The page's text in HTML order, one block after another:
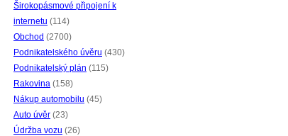
Širokopásmové připojení k
internetu (114)
Obchod (2700)
Podnikatelského úvěru (430)
Podnikatelský plán (115)
Rakovina (158)
Nákup automobilu (45)
Auto úvěr (23)
Údržba vozu (26)